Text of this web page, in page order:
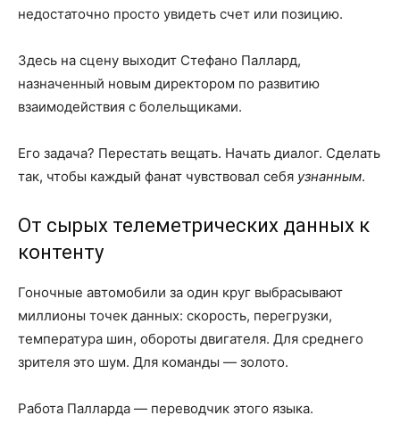
недостаточно просто увидеть счет или позицию.
Здесь на сцену выходит Стефано Паллард,
назначенный новым директором по развитию
взаимодействия с болельщиками.
Его задача? Перестать вещать. Начать диалог. Сделать
так, чтобы каждый фанат чувствовал себя узнанным.
От сырых телеметрических данных к
контенту
Гоночные автомобили за один круг выбрасывают
миллионы точек данных: скорость, перегрузки,
температура шин, обороты двигателя. Для среднего
зрителя это шум. Для команды — золото.
Работа Палларда — переводчик этого языка.